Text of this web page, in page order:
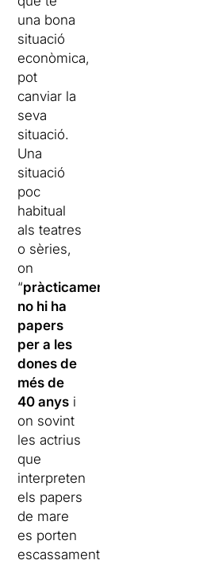
una bona
situació
econòmica,
pot
canviar la
seva
situació.
Una
situació
poc
habitual
als teatres
o sèries,
on
“pràcticament
no hi ha
papers
per a les
dones de
més de
40 anys i
on sovint
les actrius
que
interpreten
els papers
de mare
es porten
escassament